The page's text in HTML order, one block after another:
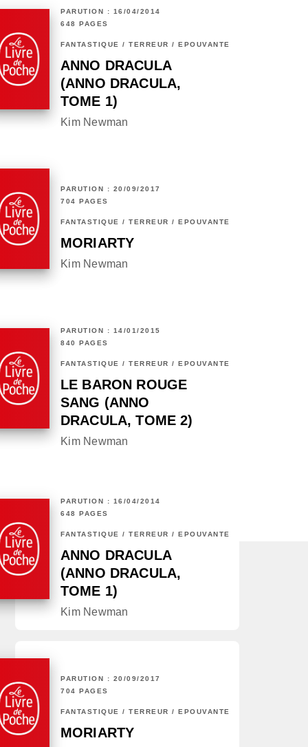
PARUTION : 16/04/2014
648 PAGES
FANTASTIQUE / TERREUR / EPOUVANTE
ANNO DRACULA
(ANNO DRACULA,
TOME 1)
Kim Newman
PARUTION : 20/09/2017
704 PAGES
FANTASTIQUE / TERREUR / EPOUVANTE
MORIARTY
Kim Newman
PARUTION : 14/01/2015
840 PAGES
FANTASTIQUE / TERREUR / EPOUVANTE
LE BARON ROUGE
SANG (ANNO
DRACULA, TOME 2)
Kim Newman
PARUTION : 16/04/2014
648 PAGES
FANTASTIQUE / TERREUR / EPOUVANTE
ANNO DRACULA
(ANNO DRACULA,
TOME 1)
Kim Newman
PARUTION : 20/09/2017
704 PAGES
FANTASTIQUE / TERREUR / EPOUVANTE
MORIARTY